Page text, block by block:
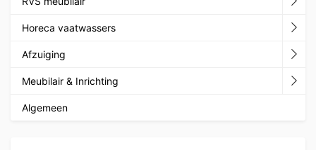
Horeca vaatwassers
Afzuiging
Meubilair & Inrichting
Algemeen